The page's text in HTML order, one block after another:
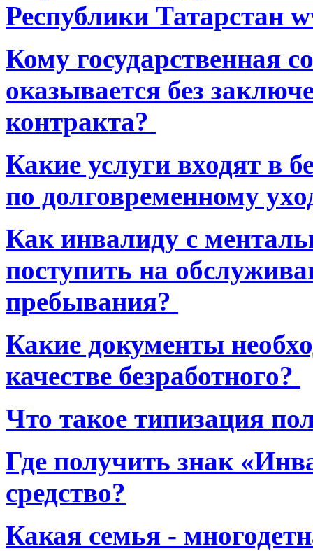
Республики Татарстан
Кому государственная
оказывается без
контракта?
Какие услуги входят в
по долговременному
Как инвалиду с
поступить на
пребывания?
Какие документы
качестве безработного?
Что такое типизация
Где получить знак
средство?
Какая семья -